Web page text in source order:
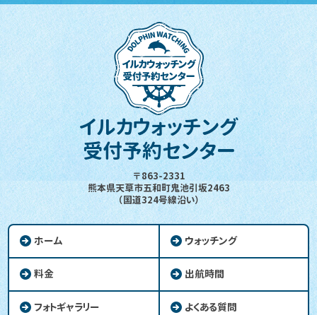
イルカウォッチング
受付予約センター
〒863-2331
熊本県天草市五和町鬼池引坂2463
（国道324号線沿い）
ホーム ウォッチング
料金 出航時間
フォトギャラリー よくある質問